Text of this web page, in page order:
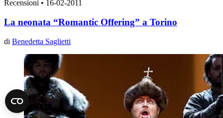
Recensioni • 16-02-2011
La neonata “Romantic Offering” a Torino
di Benedetta Saglietti